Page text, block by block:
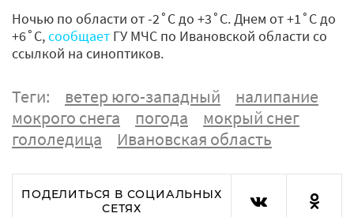
Ночью по области от -2˚С до +3˚С. Днем от +1˚С до
+6˚С,сообщает ГУ МЧС по Ивановской области со
ссылкой на синоптиков.
Теги: ветер юго-западный
налипание
мокрого снега
погода
мокрый снег
гололедица
Ивановская область
ПОДЕЛИТЬСЯ В СОЦИАЛЬНЫХ
СЕТЯХ